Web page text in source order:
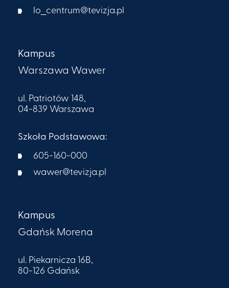
lo_centrum@tevizja.pl
Kampus
Warszawa Wawer
ul. Patriotów 148,
04-839 Warszawa
Szkoła Podstawowa:
605-160-000​
wawer@tevizja.pl
Kampus
Gdańsk Morena
ul. Piekarnicza 16B,
80-126 Gdańsk